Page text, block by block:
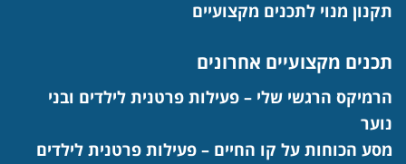
תקנון מנוי לתכנים מקצועיים
תכנים מקצועיים אחרונים
הרמיקס הרגשי שלי – פעילות פרטנית לילדים ובני
נוער
מסע הכוחות על קו החיים – פעילות פרטנית לילדים